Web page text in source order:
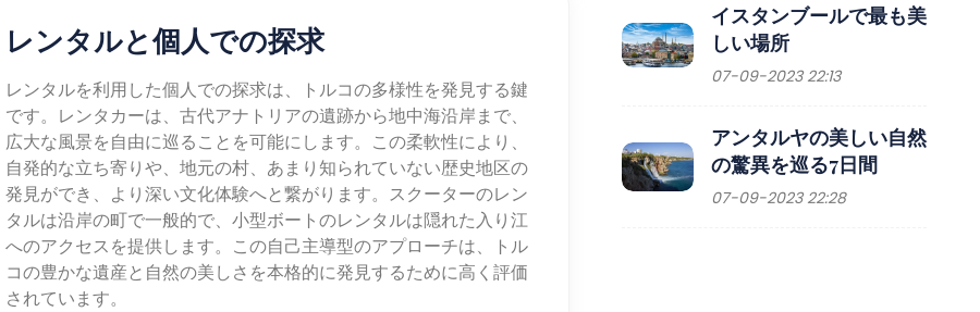
レンタルと個人での探求
レンタルを利用した個人での探求は、トルコの多様性を発見する鍵
です。レンタカーは、古代アナトリアの遺跡から地中海沿岸まで、
広大な風景を自由に巡ることを可能にします。この柔軟性により、
自発的な立ち寄りや、地元の村、あまり知られていない歴史地区の
発見ができ、より深い文化体験へと繋がります。スクーターのレン
タルは沿岸の町で一般的で、小型ボートのレンタルは隠れた入り江
へのアクセスを提供します。この自己主導型のアプローチは、トル
コの豊かな遺産と自然の美しさを本格的に発見するために高く評価
されています。
イスタンブールで最も美
しい場所
07-09-2023 22:13
アンタルヤの美しい自然
の驚異を巡る7日間
07-09-2023 22:28